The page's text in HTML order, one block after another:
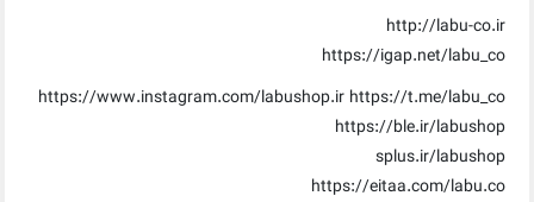
http://labu-co.ir
https://igap.net/labu_co
https://www.instagram.com/labushop.ir https://t.me/labu_co
https://ble.ir/labushop
splus.ir/labushop
https://eitaa.com/labu.co